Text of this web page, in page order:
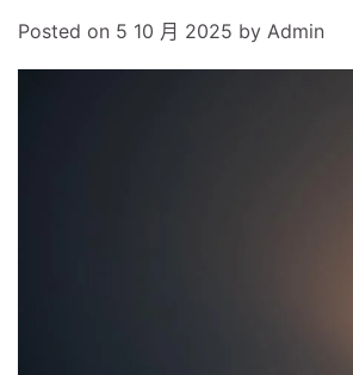
Posted on 5 10 月 2025 by Admin